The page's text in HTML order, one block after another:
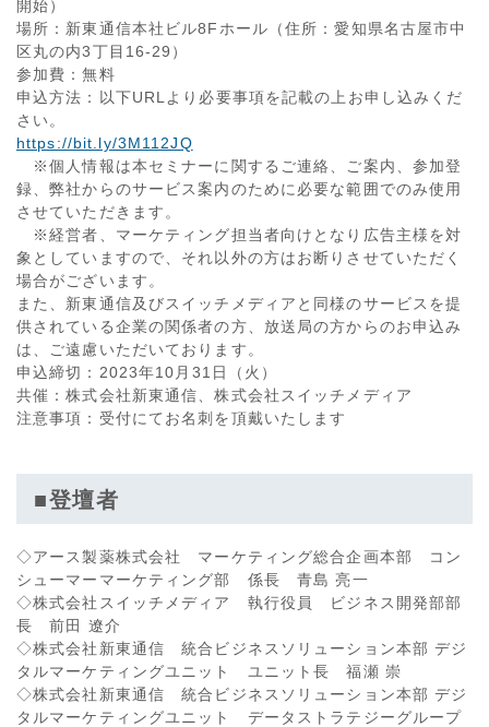
開始）
場所：新東通信本社ビル8Fホール（住所：愛知県名古屋市中
区丸の内3丁目16-29）
参加費：無料
申込方法：以下URLより必要事項を記載の上お申し込みくだ
さい。
https://bit.ly/3M112JQ
※個人情報は本セミナーに関するご連絡、ご案内、参加登
録、弊社からのサービス案内のために必要な範囲でのみ使用
させていただきます。
※経営者、マーケティング担当者向けとなり広告主様を対
象としていますので、それ以外の方はお断りさせていただく
場合がございます。
また、新東通信及びスイッチメディアと同様のサービスを提
供されている企業の関係者の方、放送局の方からのお申込み
は、ご遠慮いただいております。
申込締切：2023年10月31日（火）
共催：株式会社新東通信、株式会社スイッチメディア
注意事項：受付にてお名刺を頂戴いたします
■登壇者
◇アース製薬株式会社 マーケティング総合企画本部 コン
シューマーマーケティング部 係長 青島 亮一
◇株式会社スイッチメディア 執行役員 ビジネス開発部部
長 前田 遼介
◇株式会社新東通信 統合ビジネスソリューション本部 デジ
タルマーケティングユニット ユニット長 福瀬 崇
◇株式会社新東通信 統合ビジネスソリューション本部 デジ
タルマーケティングユニット データストラテジーグループ